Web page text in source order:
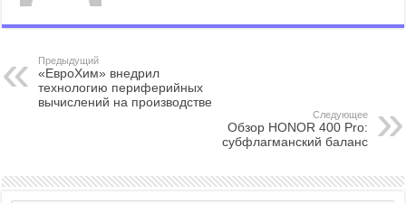
Предыдущий
«ЕвроХим» внедрил
технологию периферийных
вычислений на производстве
Следующее
Обзор HONOR 400 Pro:
субфлагманский баланс